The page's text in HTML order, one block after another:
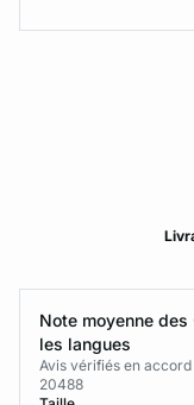
Note moyenne
les langues
Avis vérifiés en
20488